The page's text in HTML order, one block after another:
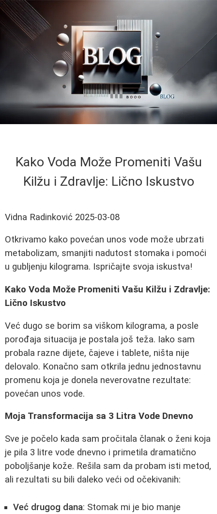
Kako Voda Može Promeniti Vašu
Kilžu i Zdravlje: Lično Iskustvo
Vidna Radinković 2025-03-08
Otkrivamo kako povećan unos vode može ubrzati
metabolizam, smanjiti nadutost stomaka i pomoći
u gubljenju kilograma. Ispričajte svoja iskustva!
Kako Voda Može Promeniti Vašu Kilžu i Zdravlje:
Lično Iskustvo
Već dugo se borim sa viškom kilograma, a posle
porođaja situacija je postala još teža. Iako sam
probala razne dijete, čajeve i tablete, ništa nije
delovalo. Konačno sam otkrila jednu jednostavnu
promenu koja je donela neverovatne rezultate:
povećan unos vode.
Moja Transformacija sa 3 Litra Vode Dnevno
Sve je počelo kada sam pročitala članak o ženi koja
je pila 3 litre vode dnevno i primetila dramatično
poboljšanje kože. Rešila sam da probam isti metod,
ali rezultati su bili daleko veći od očekivanih:
Već drugog dana: Stomak mi je bio manje